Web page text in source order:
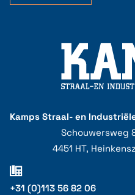
Kamps Straal- en
Schouwersweg
4451 HT,
+31 (0)113 56 82 06